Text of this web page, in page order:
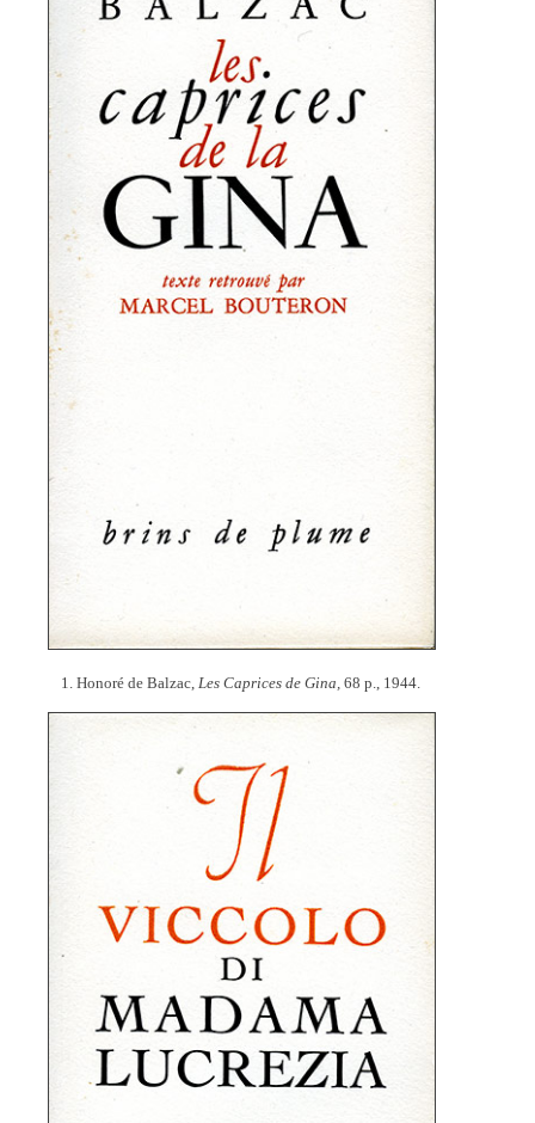
1. Honoré de Balzac,Les Caprices de Gina, 68 p., 1944.